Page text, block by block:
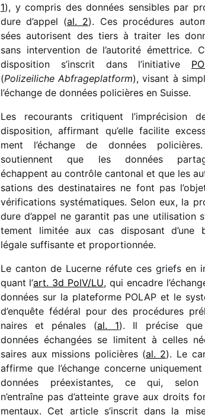
1), y compris des données sensibles par
dure d’appel (al. 2). Ces procé­dures
sées auto­risent des tiers à trai­ter les
sans inter­ven­tion de l’autorité émet­trice.
dispo­si­tion s’inscrit dans l’initiative
(Polizeiliche Abfrageplatform), visant à
l’échange de données poli­cières en Suisse.
Les recou­rants critiquent l’imprécision
dispo­si­tion, affir­mant qu’elle faci­lite
ment l’échange de données
soutiennent que les données
échappent au contrôle canto­nal et que les
sa­tions des desti­na­taires ne font pas
véri­fi­ca­tions systé­ma­tiques. Selon eux, la
dure d’appel ne garan­tit pas une utili­sa­tion
te­ment limi­tée aux cas dispo­sant d’une
légale suffi­sante et proportionnée.
Le canton de Lucerne réfute ces griefs en
quant l’art. 3d PolV/​LU, qui encadre
données sur la plate­forme POLAP et le
d’enquête fédé­ral pour des procé­dures
naires et pénales (al. 1). Il précise
données échan­gées se limitent à celles
saires aux missions poli­cières (al. 2). Le
affirme que l’échange concerne
données préexis­tantes, ce qui,
n’entraîne pas d’atteinte grave aux droits
men­taux. Cet article s’inscrit dans la